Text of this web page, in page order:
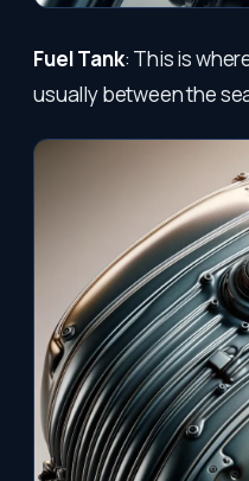
Fuel Tank: This is
usually between the